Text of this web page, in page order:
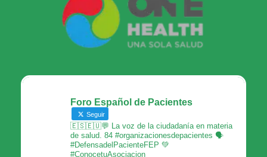
Foro Español de Pacientes
Seguir
🇪🇸🇪🇺💬 La voz de la ciudadanía en materia
de salud. 84 #organizacionesdepacientes 🗣
#DefensadelPacienteFEP 💚
#ConocetuAsociacion